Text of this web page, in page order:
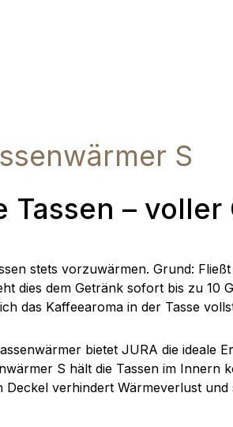
S
Tassen – voller
stets vorzuwärmen. Grund:
dies dem Getränk sofort bis zu 10
das Kaffeearoma in der Tasse
bietet JURA die ideale
S hält die Tassen im Innern
Deckel verhindert Wärmeverlust und